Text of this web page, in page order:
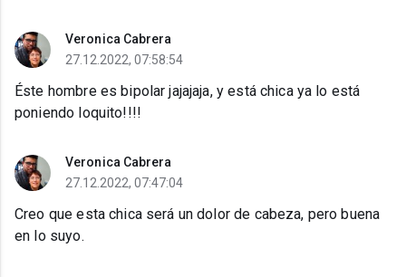
Veronica Cabrera
27.12.2022, 07:58:54
Éste hombre es bipolar jajajaja, y está chica ya lo está
poniendo loquito!!!!
Veronica Cabrera
27.12.2022, 07:47:04
Creo que esta chica será un dolor de cabeza, pero buena
en lo suyo.